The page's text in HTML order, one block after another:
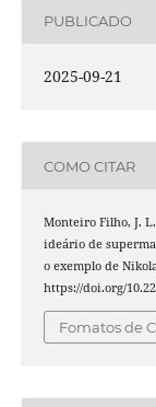
PUBLICADO
2025-09-21
COMO CITAR
Monteiro Filho, J.
ideário de
o exemplo de
https://doi.org/
Fomatos de